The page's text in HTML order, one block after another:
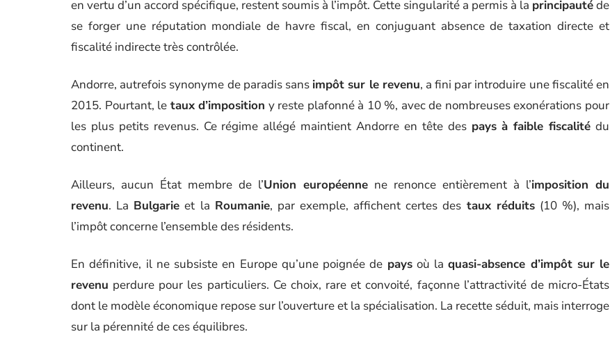
en vertu d’un accord spécifique, restent soumis à l’impôt. Cette singularité a permis à la principautéde
se forger une réputation mondiale de havre fiscal, en conjuguant absence de taxation directe et
fiscalité indirecte très contrôlée.
Andorre, autrefois synonyme de paradis sans impôt sur le revenu, a fini par introduire une fiscalité en
2015. Pourtant, le taux d’imposition y reste plafonné à 10 %, avec de nombreuses exonérations pour
les plus petits revenus. Ce régime allégé maintient Andorre en tête des pays à faible fiscalité du
continent.
Ailleurs, aucun État membre de l’Union européenne ne renonce entièrement à l’imposition du
revenu. La Bulgarie et la Roumanie, par exemple, affichent certes des taux réduits(10 %), mais
l’impôt concerne l’ensemble des résidents.
En définitive, il ne subsiste en Europe qu’une poignée de paysoù laquasi-absence d’impôt sur le
revenu perdure pour les particuliers. Ce choix, rare et convoité, façonne l’attractivité de micro-États
dont le modèle économique repose sur l’ouverture et la spécialisation. La recette séduit, mais interroge
sur la pérennité de ces équilibres.